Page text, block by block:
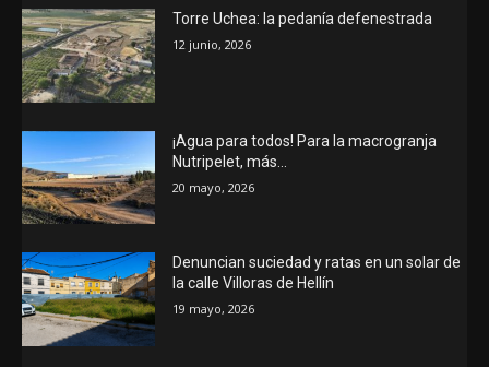
Torre Uchea: la pedanía defenestrada
12 junio, 2026
¡Agua para todos! Para la macrogranja
Nutripelet, más…
20 mayo, 2026
Denuncian suciedad y ratas en un solar de
la calle Villoras de Hellín
19 mayo, 2026